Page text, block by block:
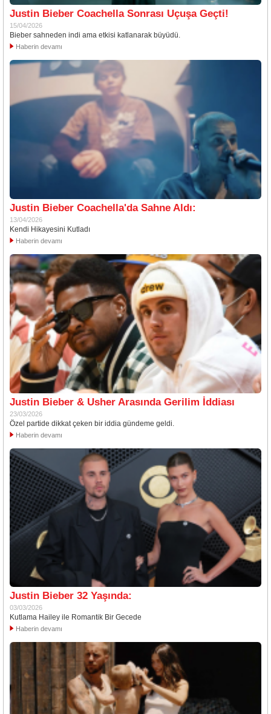
Justin Bieber Coachella Sonrası Uçuşa Geçti!
15/04/2026
Bieber sahneden indi ama etkisi katlanarak büyüdü.
Haberin devamı
Justin Bieber Coachella'da Sahne Aldı:
13/04/2026
Kendi Hikayesini Kutladı
Haberin devamı
Justin Bieber & Usher Arasında Gerilim İddiası
23/03/2026
Özel partide dikkat çeken bir iddia gündeme geldi.
Haberin devamı
Justin Bieber 32 Yaşında:
03/03/2026
Kutlama Hailey ile Romantik Bir Gecede
Haberin devamı